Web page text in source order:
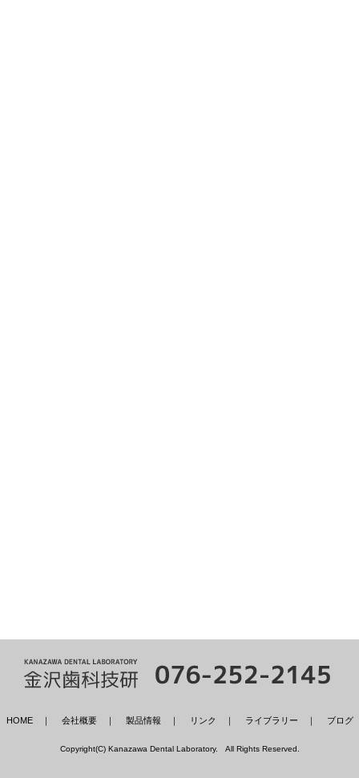
HOME｜ 会社概要｜ 製品情報 ｜ リンク ｜ ライブラリー ｜ ブログ
Copyright(C) Kanazawa Dental Laboratory. All Rights Reserved.